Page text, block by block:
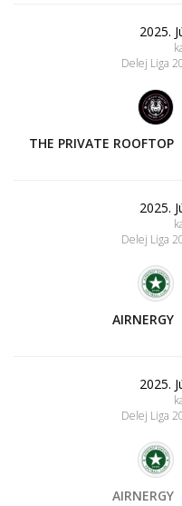
2025.
Delej Liga
THE PRIVATE ROOFTOP
2025.
Delej Liga
AIRNERGY
2025.
Delej Liga
AIRNERGY